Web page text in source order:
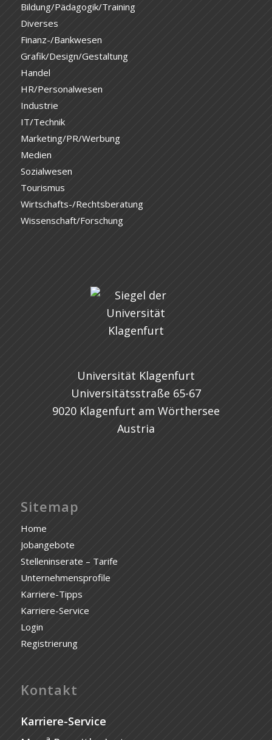
Bildung/Pädagogik/Training
Diverses
Finanz-/Bankwesen
Grafik/Design/Gestaltung
Handel
HR/Personalwesen
Industrie
IT/Technik
Marketing/PR/Werbung
Medien
Sozialwesen
Tourismus
Wirtschafts-/Rechtsberatung
Wissenschaft/Forschung
Universität Klagenfurt
Universitätsstraße 65-67
9020 Klagenfurt am Wörthersee
Austria
Sitemap
Home
Jobangebote
Stelleninserate – Tarife
Unternehmensprofile
Karriere-Tipps
Karriere-Service
Login
Registrierung
Kontakt
Karriere-Service